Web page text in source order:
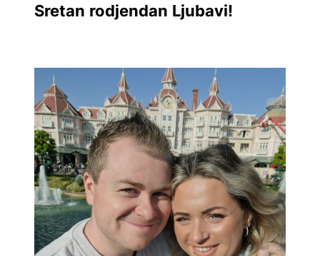
Sretan rodjendan Ljubavi!